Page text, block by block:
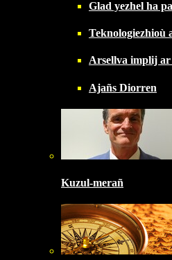
Glad yezhel ha
Teknologiezhioù
Arsellva implij ar
Ajañs Diorren
Kuzul-merañ